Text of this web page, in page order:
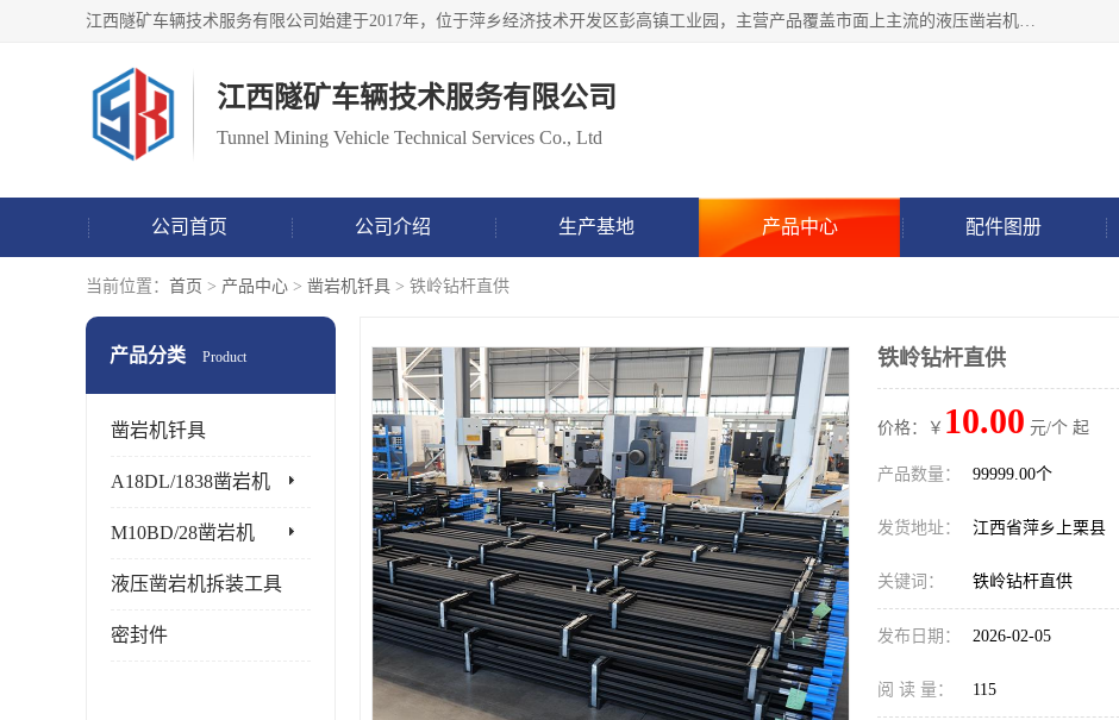
江西隧矿车辆技术服务有限公司始建于2017年，位于萍乡经济技术开发区彭高镇工业园，主营产品覆盖市面上主流的液压凿岩机设备，包括液压凿岩机配件，凿岩机钎具，凿岩机钎杆、钎尾、钎头、钻头涵盖凿岩钎具、矿用钎具等类型产品，具备研发和生产制造液压凿岩设备的先进技术，产品广泛应用于矿山开采、隧道挖掘、水利水电、地下工程建设等项目，立志成为行业内缺屈指可数的高端钎具制造工厂。
江西隧矿车辆技术服务有限公司
Tunnel Mining Vehicle Technical Services Co., Ltd
公司首页 公司介绍 生产基地 产品中心 配件图册
当前位置： 首页 > 产品中心 > 凿岩机钎具 > 铁岭钻杆直供
产品分类 Product
凿岩机钎具
A18DL/1838凿岩机
M10BD/28凿岩机
液压凿岩机拆装工具
密封件
铁岭钻杆直供
价格：￥ 10.00 元/个 起
产品数量： 99999.00个
发货地址： 江西省萍乡上栗县
关键词： 铁岭钻杆直供
发布日期： 2026-02-05
阅 读 量： 115